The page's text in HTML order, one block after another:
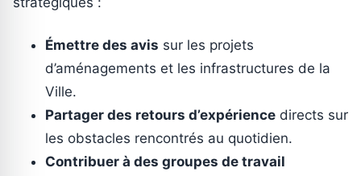
Émettre des avis sur les projets
d’aménagements et les infrastructures de la
Ville.
Partager des retours d’expérience directs sur
les obstacles rencontrés au quotidien.
Contribuer à des groupes de travail